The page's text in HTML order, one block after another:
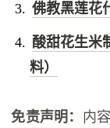
佛教黑莲花
酸甜花生米
料）
免责声明： 内